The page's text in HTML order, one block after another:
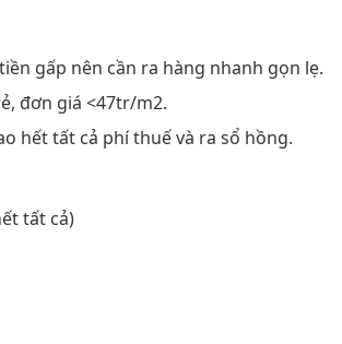
gấp nên cần ra hàng nhanh gọn lẹ.
đơn giá <47tr/m2.
hết tất cả phí thuế và ra sổ hồng.
tất cả)